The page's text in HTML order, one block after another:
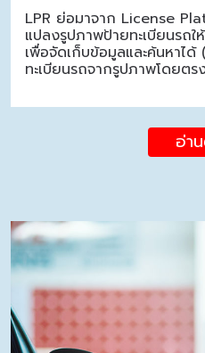
LPR ย่อมาจาก License
แปลงรูปภาพป้ายทะเบียนรถ
เพื่อจัดเก็บข้อมูลและค้นหาได้
ทะเบียนรถจากรูปภาพโดยตร
อ่า